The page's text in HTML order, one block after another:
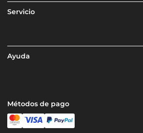
Servicio
Ayuda
Métodos de pago